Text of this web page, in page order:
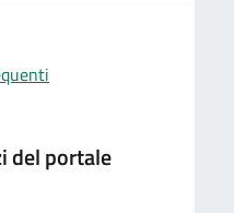
del portale